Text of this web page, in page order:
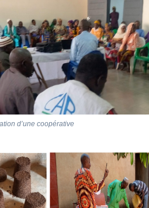
d’une coopérative